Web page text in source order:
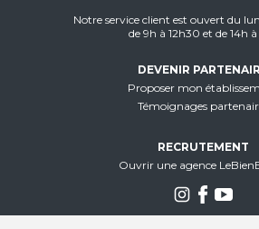
Notre service client est ouvert du
de 9h à 12h30 et de 14h à
DEVENIR
Proposer mon
Témoignages
RECRUTEMENT
Ouvrir une agence